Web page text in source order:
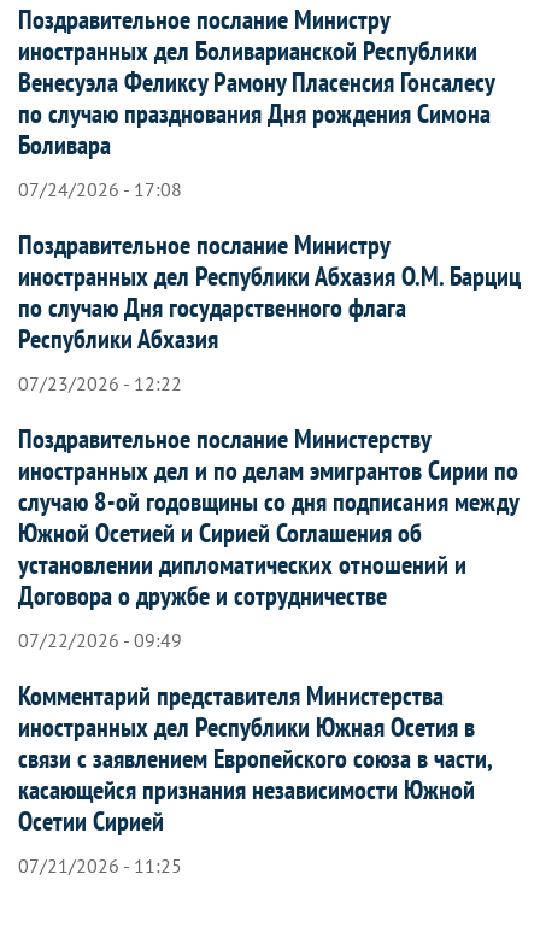
Поздравительное послание Министру
иностранных дел Боливарианской Республики
Венесуэла Феликсу Рамону Пласенсия Гонсалесу
по случаю празднования Дня рождения Симона
Боливара
07/24/2026 - 17:08
Поздравительное послание Министру
иностранных дел Республики Абхазия О.М. Барциц
по случаю Дня государственного флага
Республики Абхазия
07/23/2026 - 12:22
Поздравительное послание Министерству
иностранных дел и по делам эмигрантов Сирии по
случаю 8-ой годовщины со дня подписания между
Южной Осетией и Сирией Соглашения об
установлении дипломатических отношений и
Договора о дружбе и сотрудничестве
07/22/2026 - 09:49
Комментарий представителя Министерства
иностранных дел Республики Южная Осетия в
связи с заявлением Европейского союза в части,
касающейся признания независимости Южной
Осетии Сирией
07/21/2026 - 11:25